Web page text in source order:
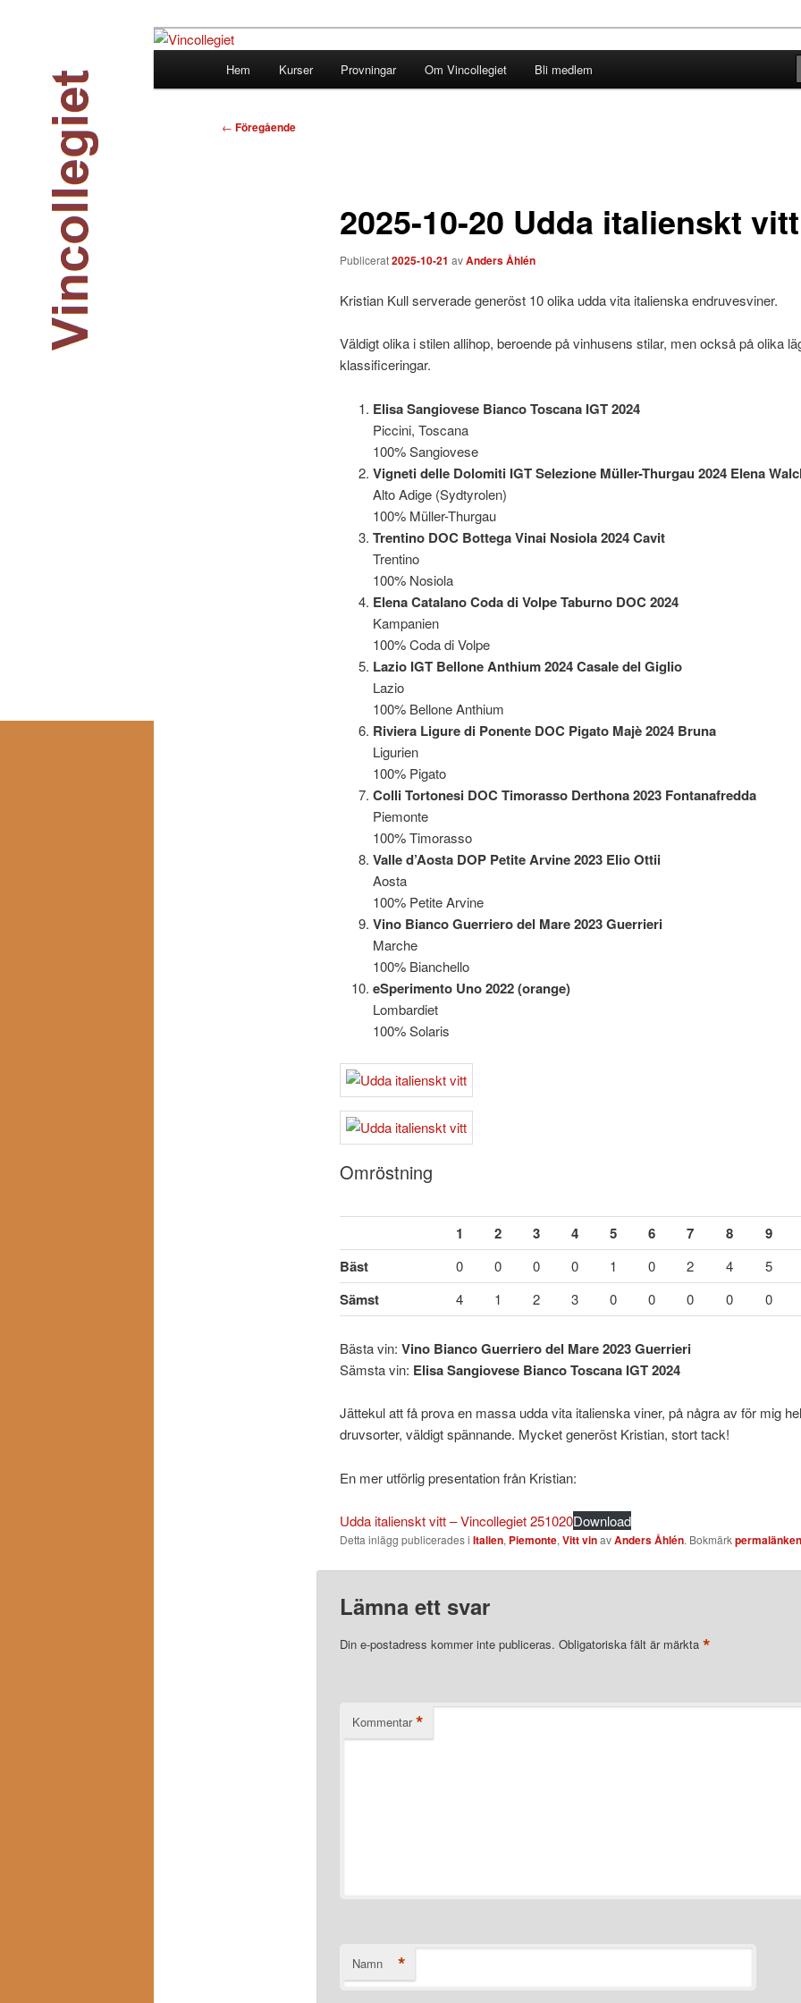
primärt
innehåll
Vincollegiet
Hem Kurser Provningar Om Vincollegiet Bli medlem
Inläggsnavigering
← Föregående
2025-10-20 Udda italienskt vitt
Publicerat2025-10-21 avAnders Åhlén
Kristian Kull serverade generöst 10 olika udda vita italienska endruvesviner.
Väldigt olika i stilen allihop, beroende på vinhusens stilar, men också på olika
klassificeringar.
Elisa Sangiovese Bianco Toscana IGT 2024
Piccini, Toscana
100% Sangiovese
Vigneti delle Dolomiti IGT Selezione Müller-Thurgau 2024 Elena
Alto Adige (Sydtyrolen)
100% Müller-Thurgau
Trentino DOC Bottega Vinai Nosiola 2024 Cavit
Trentino
100% Nosiola
Elena Catalano Coda di Volpe Taburno DOC 2024
Kampanien
100% Coda di Volpe
Lazio IGT Bellone Anthium 2024 Casale del Giglio
Lazio
100% Bellone Anthium
Riviera Ligure di Ponente DOC Pigato Majè 2024 Bruna
Ligurien
100% Pigato
Colli Tortonesi DOC Timorasso Derthona 2023 Fontanafredda
Piemonte
100% Timorasso
Valle d’Aosta DOP Petite Arvine 2023 Elio Ottii
Aosta
100% Petite Arvine
Vino Bianco Guerriero del Mare 2023 Guerrieri
Marche
100% Bianchello
eSperimento Uno 2022 (orange)
Lombardiet
100% Solaris
Omröstning
1 2 3 4 5 6 7 8
9
Bäst
0 0 0 0 1 0 2 4 5
Sämst 4 1 2 3 0 0 0 0 0
Bästa vin: Vino Bianco Guerriero del Mare 2023 Guerrieri
Sämsta vin: Elisa Sangiovese Bianco Toscana IGT 2024
Jättekul att få prova en massa udda vita italienska viner, på några av för mig
druvsorter, väldigt spännande. Mycket generöst Kristian, stort tack!
En mer utförlig presentation från Kristian:
Udda italienskt vitt – Vincollegiet 251020Download
Detta inlägg publicerades i Italien, Piemonte, Vitt vinavAnders Åhlén. Bokmärkpermalänken
Lämna ett svar
Din e-postadress kommer inte publiceras. Obligatoriska fält är märkta *
Kommentar *
Namn *